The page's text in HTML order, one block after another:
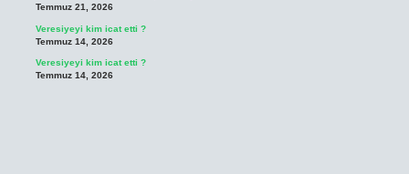
Temmuz 21, 2026
Veresiyeyi kim icat etti ?
Temmuz 14, 2026
Veresiyeyi kim icat etti ?
Temmuz 14, 2026